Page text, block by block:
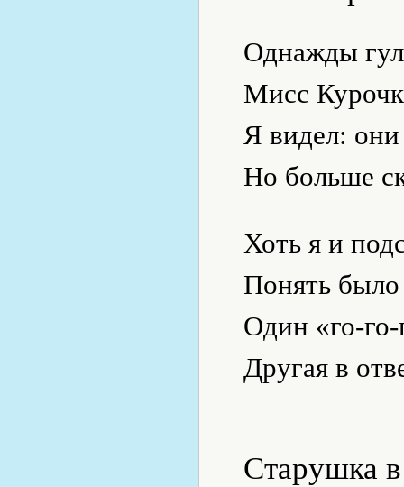
Однажды
Мисс
Я видел: они
Но больше
Хоть я и
Понять было
Один «го-го-
Другая в
Старушка